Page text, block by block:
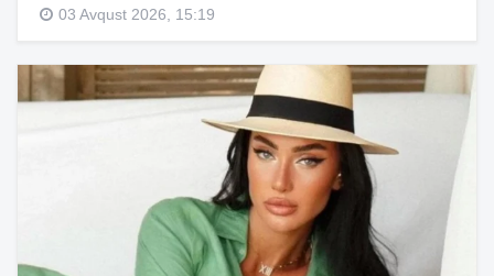
03 Avqust 2026, 15:19